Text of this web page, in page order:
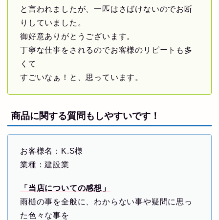
と言われましたが、一匹はさばけないのでお断
りしていました。
御好意ありがとうございます。
丁寧な仕事をされるのでお客様のリピートも多
くて
すごいなぁ！と、思っています。
商品に関する質問もしやすいです！
お客様名：K.S様
業種：建設業
「当店についての感想」
雨樋の事を全般に、わからない事や疑問に思っ
た色々な事を